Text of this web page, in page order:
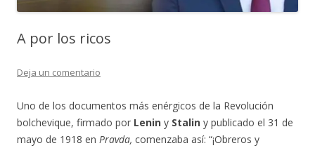
A por los ricos
Deja un comentario
Uno de los documentos más enérgicos de la Revolución
bolchevique, firmado por Lenin y Stalin y publicado el 31 de
mayo de 1918 en Pravda, comenzaba así: “¡Obreros y